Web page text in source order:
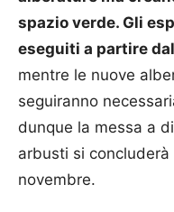
spazio verde. Gli
eseguiti a partire
mentre le nuove
seguiranno
dunque la messa a
arbusti si
novembre.